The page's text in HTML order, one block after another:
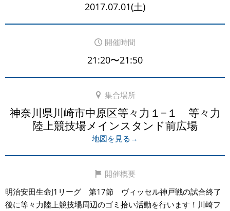
2017.07.01(土)
開催時間
21:20〜21:50
集合場所
神奈川県川崎市中原区等々力１−１ 等々力
陸上競技場メインスタンド前広場
地図を見る→
開催概要
明治安田生命J1リーグ 第17節 ヴィッセル神戸戦の試合終了
後に等々力陸上競技場周辺のゴミ拾い活動を行います！川崎フ